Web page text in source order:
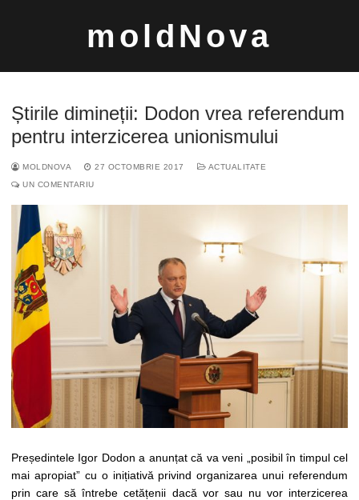
moldNova
Știrile dimineții: Dodon vrea referendum
pentru interzicerea unionismului
MOLDNOVA 27 OCTOMBRIE 2017
ACTUALITATE
UN COMENTARIU
Președintele Igor Dodon a anunțat că va veni „posibil în timpul cel
mai apropiat” cu o inițiativă privind organizarea unui referendum
prin care să întrebe cetățenii dacă vor sau nu vor interzicerea